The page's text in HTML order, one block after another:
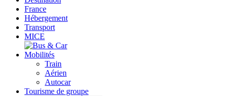
France
Hébergement
Transport
MICE
Mobilités
Train
Aérien
Autocar
Tourisme de groupe